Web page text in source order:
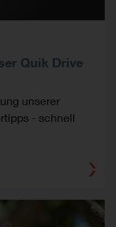
Quik Drive
unserer
- schnell